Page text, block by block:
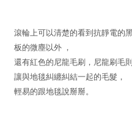
滾輪上可以清楚的看到抗靜電的
板的微塵以外 ，
還有紅色的尼龍毛刷，尼龍刷毛
讓與地毯糾纏糾結一起的毛髮，
輕易的跟地毯說掰掰。